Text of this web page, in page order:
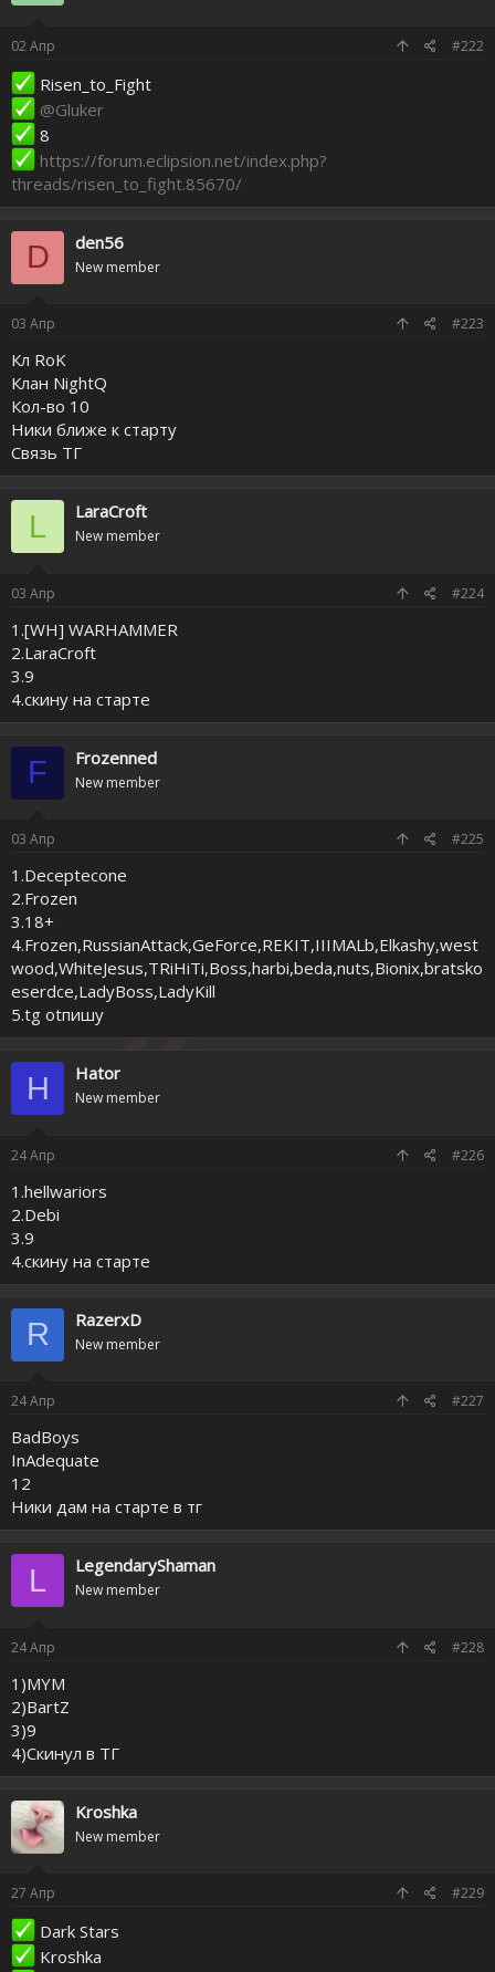
02 Апр #222
Risen_to_Fight
@Gluker
8
https://forum.eclipsion.net/index.php?
threads/risen_to_fight.85670/
D den56
New member
03 Апр #223
Кл RoK
Клан NightQ
Кол-во 10
Ники ближе к старту
Связь ТГ
L LaraCroft
New member
03 Апр #224
1.[WH] WARHAMMER
2.LaraCroft
3.9
4.скину на старте
F Frozenned
New member
03 Апр #225
1.Deceptecone
2.Frozen
3.18+
4.Frozen,RussianAttack,GeForce,REKIT,IIIMALb,Elkashy,west
wood,WhiteJesus,TRiHiTi,Boss,harbi,beda,nuts,Bionix,bratsko
eserdce,LadyBoss,LadyKill
5.tg otпишу
H Hator
New member
24Апр #226
1.hellwariors
2.Debi
3.9
4.скину на старте
R RazerxD
New member
24Апр #227
BadBoys
InAdequate
12
Ники дам на старте в тг
L LegendaryShaman
New member
24Апр #228
1)MYM
2)BartZ
3)9
4)Скинул в ТГ
Kroshka
New member
27 Апр #229
Dark Stars
Kroshka